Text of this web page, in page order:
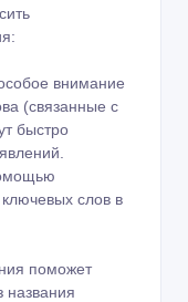
внимание
(связанные с
быстро
слов в
поможет
названия